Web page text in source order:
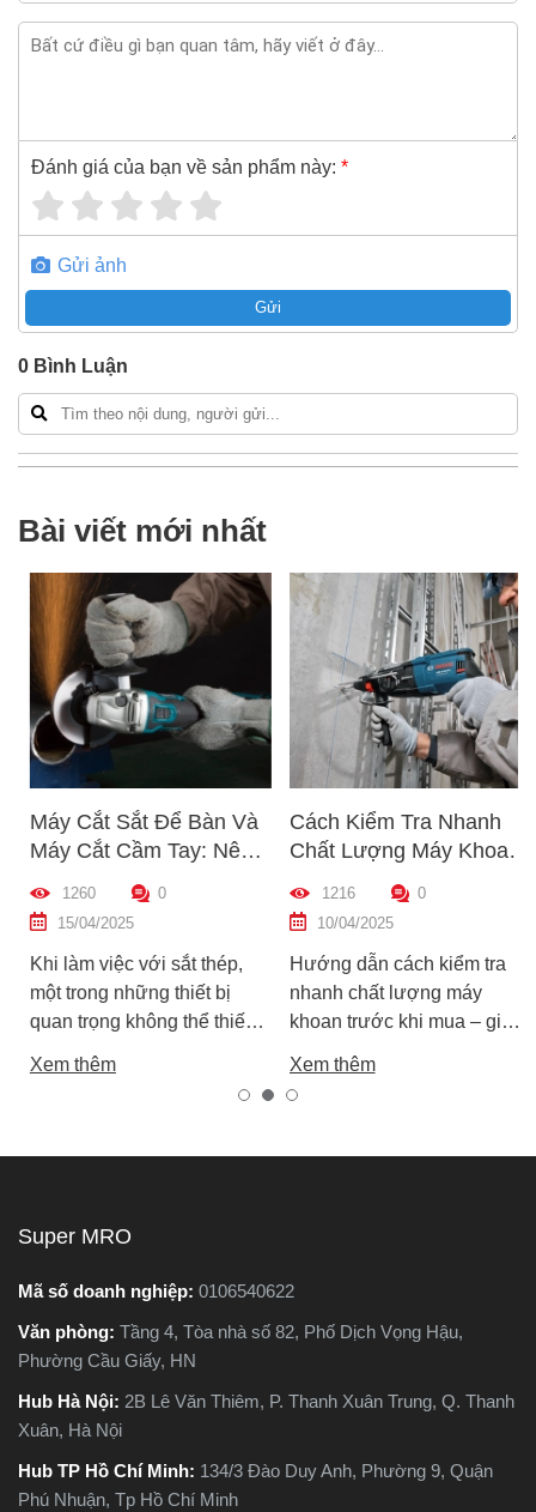
Đánh giá của bạn về sản phẩm này: *
Gửi ảnh
Gửi
0 Bình Luận
Bài viết mới nhất
Máy Cắt Sắt Để Bàn Và
Máy Cắt Cầm Tay: Nên
Chọn Loại Nào Phù Hợp
Nhất?
1260
0
15/04/2025
Khi làm việc với sắt thép,
một trong những thiết bị
quan trọng không thể thiếu
nhiên, trên thị trường hiện
nay có hai dòng phổ biến là
bài viết này, Super MRO sẽ
giúp bạn hiểu rõ sự khác
điểm và tư vấn chọn lựa
loại máy phù hợp nhất với
nhu cầu sử dụng thực tế.
Xem thêm
Cách Kiểm Tra Nhanh
Chất Lượng Máy Khoan
Trước Khi Mua – Hướng
Dẫn Chi Tiết Cho Người
Mới
1216
0
10/04/2025
Hướng dẫn cách kiểm tra
nhanh chất lượng máy
khoan trước khi mua – giúp
tốt, bền, hoạt động ổn định,
tránh hàng giả, hàng kém
Xem thêm
Super MRO
Mã số doanh nghiệp: 0106540622
Văn phòng: Tầng 4, Tòa nhà số 82, Phố Dịch Vọng Hậu,
Phường Cầu Giấy, HN
Hub Hà Nội: 2B Lê Văn Thiêm, P. Thanh Xuân Trung, Q. Thanh
Xuân, Hà Nội
Hub TP Hồ Chí Minh: 134/3 Đào Duy Anh, Phường 9, Quận
Phú Nhuận, Tp Hồ Chí Minh